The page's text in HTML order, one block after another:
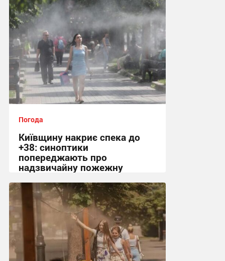
Погода
Київщину накриє спека до
+38: синоптики
попереджають про
надзвичайну пожежну
14:40 вчора